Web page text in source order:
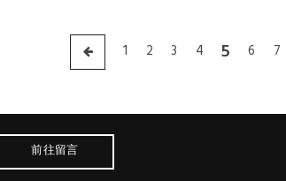
1 2 3 4 5 6 7
前往留言